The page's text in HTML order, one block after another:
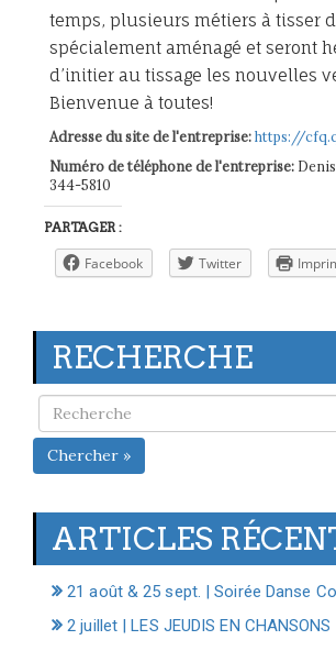
temps, plusieurs métiers à tisser
spécialement aménagé et seront
d’initier au tissage les nouvelles
Bienvenue à toutes!
Adresse du site de l'entreprise:https://
Numéro de téléphone de l'entreprise:
344-5810
PARTAGER :
Facebook Twitter
RECHERCHE
Chercher »
ARTICLES
21 août & 25 sept. | Soirée Danse
2 juillet | LES JEUDIS EN CHANSONS